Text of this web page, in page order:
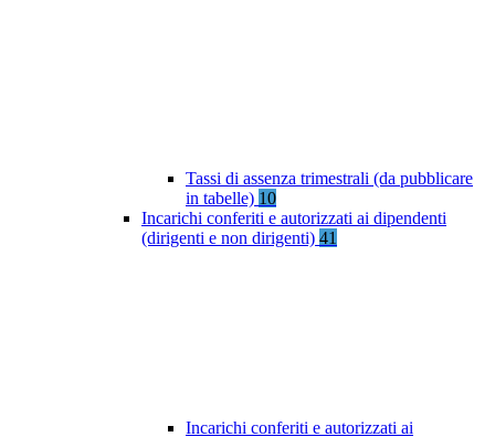
Tassi di assenza trimestrali (da pubblicare
in tabelle) 10
Incarichi conferiti e autorizzati ai dipendenti
(dirigenti e non dirigenti) 41
Incarichi conferiti e autorizzati ai